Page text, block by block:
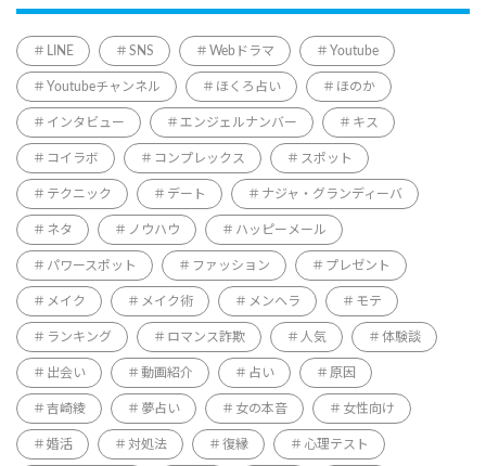
LINE SNS Webドラマ Youtube
Youtubeチャンネル ほくろ占い ほのか
インタビュー エンジェルナンバー キス
コイラボ コンプレックス スポット
テクニック デート ナジャ・グランディーバ
ネタ ノウハウ ハッピーメール
パワースポット ファッション プレゼント
メイク メイク術 メンヘラ モテ
ランキング ロマンス詐欺 人気 体験談
出会い 動画紹介 占い 原因
吉崎綾 夢占い 女の本音 女性向け
婚活 対処法 復縁 心理テスト